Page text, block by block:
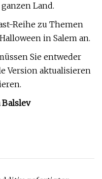
Land.
Reihe zu Themen
in Salem an.
Sie entweder
Version aktualisieren